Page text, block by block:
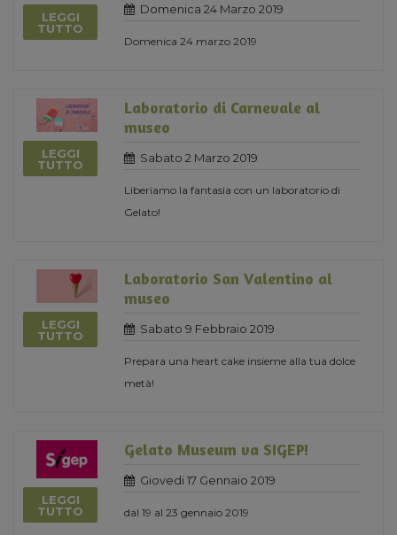
LEGGI
TUTTO
Domenica 24 Marzo 2019
Domenica 24 marzo 2019
LEGGI
TUTTO
Laboratorio di Carnevale al
museo
Sabato 2 Marzo 2019
Liberiamo la fantasia con un laboratorio di
Gelato!
LEGGI
TUTTO
Laboratorio San Valentino al
museo
Sabato 9 Febbraio 2019
Prepara una heart cake insieme alla tua dolce
metà!
LEGGI
TUTTO
Gelato Museum va SIGEP!
Giovedi 17 Gennaio 2019
dal 19 al 23 gennaio 2019